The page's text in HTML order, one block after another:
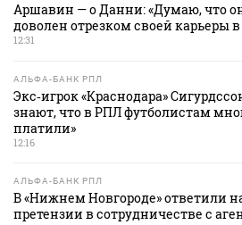
Аршавин — о Данни: «Думаю, что
доволен отрезком своей карьеры
12:31
АЛЬФА-БАНК РПЛ
Экс‑игрок «Краснодара»
знают, что в РПЛ футболистам
платили»
12:16
АЛЬФА-БАНК РПЛ
В «Нижнем Новгороде» ответили
претензии в сотрудничестве с